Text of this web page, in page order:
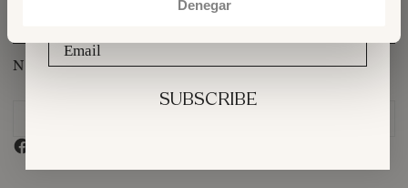
Denegar
NEWSLETTER
Email
SUBSCRIBE